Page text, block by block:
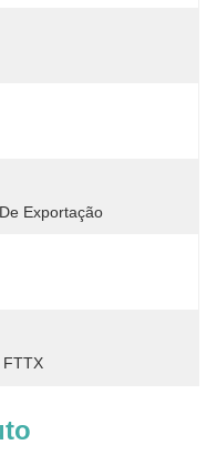
Exportação
FTTX